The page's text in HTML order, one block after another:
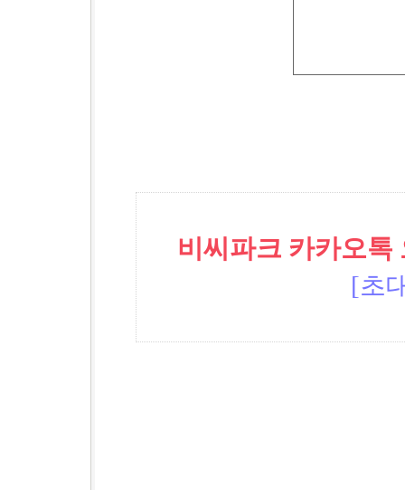
비씨파크 카카오톡
[초